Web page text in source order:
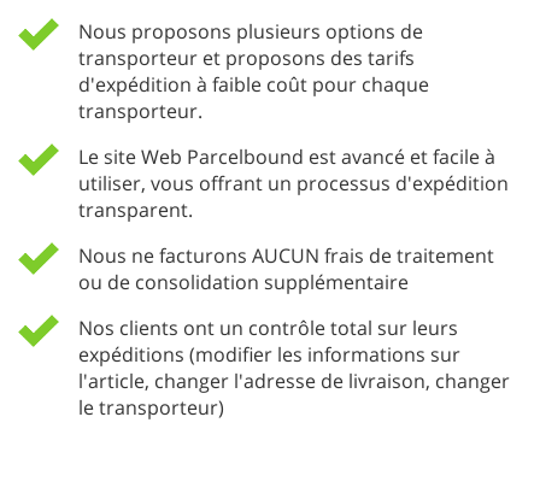
Nous proposons plusieurs options de
transporteur et proposons des tarifs
d'expédition à faible coût pour chaque
transporteur.
Le site Web Parcelbound est avancé et facile à
utiliser, vous offrant un processus d'expédition
transparent.
Nous ne facturons AUCUN frais de traitement
ou de consolidation supplémentaire
Nos clients ont un contrôle total sur leurs
expéditions (modifier les informations sur
l'article, changer l'adresse de livraison, changer
le transporteur)